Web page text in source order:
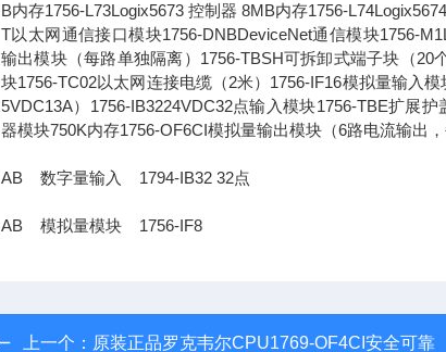
B内存1756-L73Logix5673 控制器 8MB内存1756-
T以太网通信接口模块1756-DNBDeviceNet通信模块1756-
输出模块（每路单独隔离）1756-TBSH可拆卸式端子块（20
块1756-TC02以太网连接电缆（2米）1756-IF16模拟量输入
5VDC13A）1756-IB3224VDC32点输入模块1756-TBE扩展
器模块750K内存1756-OF6CI模拟量输出模块（6路电流输出
AB 数字量输入 1794-IB32 32点
AB 模拟量模块 1756-IF8
上一个： 原装正品罗克韦尔CPU1769-OF4CI安全可靠